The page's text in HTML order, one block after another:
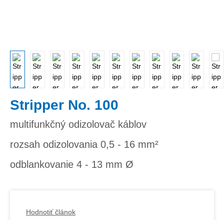
Stripper No. 100
multifunkčný odizolovač káblov
rozsah odizolovania 0,5 - 16 mm²
odblankovanie 4 - 13 mm Ø
Hodnotiť článok